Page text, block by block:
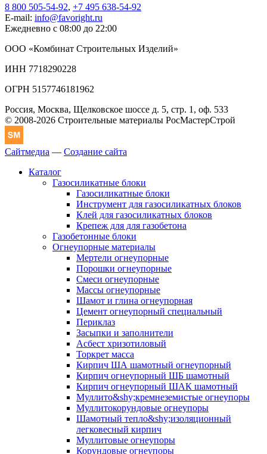
8 800 505-54-92, +7 495 638-54-92
E-mail: info@favoright.ru
Ежедневно с 08:00 до 22:00
ООО «Комбинат Строительных Изделий»
ИНН 7718290228
ОГРН 5157746181962
Россия, Москва, Щелковское шоссе д. 5, стр. 1, оф. 533
© 2008-2026 Строительные материалы РосМастерСтрой
Сайтмедиа — Создание сайта
Каталог
Газосиликатные блоки
Газосиликатные блоки
Инструмент для газосиликатных блоков
Клей для газосиликатных блоков
Крепеж для для газобетона
Газобетонные блоки
Огнеупорные материалы
Мертели огнеупорные
Порошки огнеупорные
Смеси огнеупорные
Массы огнеупорные
Шамот и глина огнеупорная
Цемент огнеупорный специальный
Периклаз
Засыпки и заполнители
Асбест хризотиловый
Торкрет масса
Кирпич ША шамотный огнеупорный
Кирпич огнеупорный ШБ шамотный
Кирпич огнеупорный ШАК шамотный
Муллито&shy;­кремнеземистые огнеупоры
Муллито­корундовые огнеупоры
Шамотный тепло&shy;изоляционный
легковесный кирпич
Муллитовые огнеупоры
Корундовые огнеупоры